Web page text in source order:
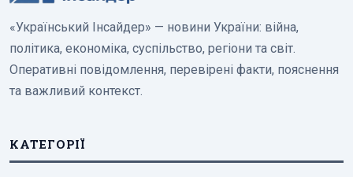
«Український Інсайдер» — новини України: війна,
політика, економіка, суспільство, регіони та світ.
Оперативні повідомлення, перевірені факти, пояснення
та важливий контекст.
КАТЕГОРІЇ